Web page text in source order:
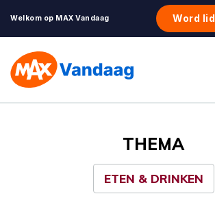
Welkom op MAX Vandaag Word lid
THEMA
ETEN & DRINKEN